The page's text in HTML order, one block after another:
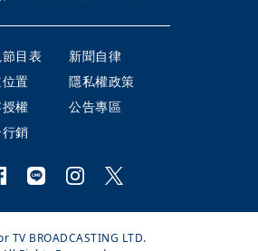
目表
新聞自律
置
隱私權政策
權
公告專區
銷
TV BROADCASTING LTD.